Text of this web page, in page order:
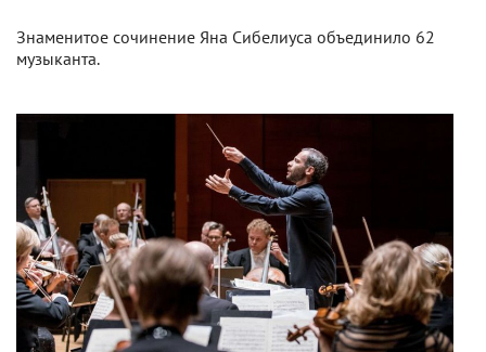
Знаменитое сочинение Яна Сибелиуса объединило 62
музыканта.